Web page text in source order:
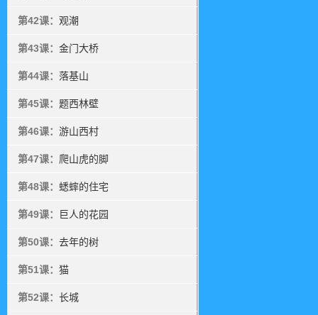
第42课： 观潮
第43课： 金门大桥
第44课： 落基山
第45课： 题西林壁
第46课： 游山西村
第47课： 爬山虎的脚
第48课： 蟋蟀的住宅
第49课： 巨人的花园
第50课： 去年的树
第51课： 猫
第52课： 长城